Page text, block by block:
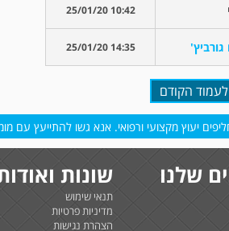
10:42 25/01/20
14:35 25/01/20
לעמוד הקודם
יעוץ מקצועי ורפואי. אנא גשו להתייעץ עם
שלנו שונות
תנאי שימוש
מדיניות פרטיות
הצהרת נגישות